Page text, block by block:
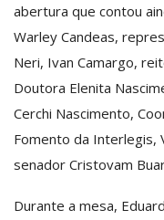
abertura que contou
Warley Candeas,
Neri, Ivan Camargo,
Doutora Elenita
Cerchi Nascimento,
Fomento da Interlegis,
senador Cristovam
Durante a mesa,